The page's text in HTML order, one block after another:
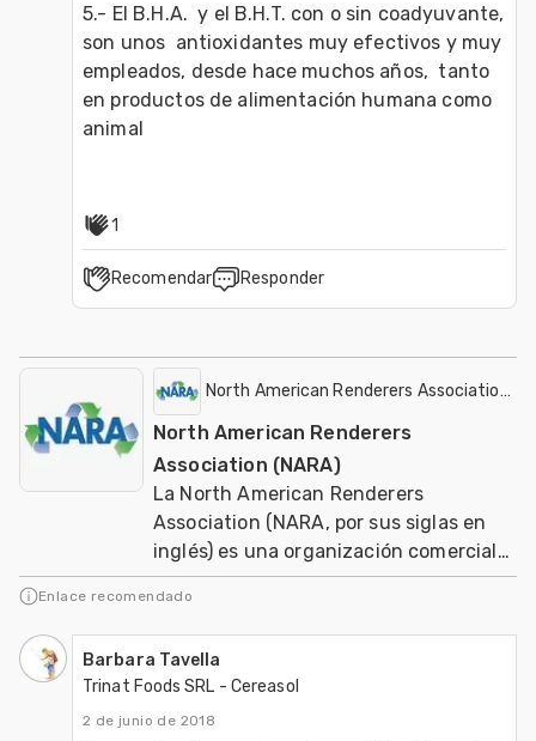
5.- El B.H.A.  y el B.H.T. con o sin coadyuvante,
son unos  antioxidantes muy efectivos y muy
empleados, desde hace muchos años,  tanto
en productos de alimentación humana como
animal
1
Recomendar Responder
North American Renderers Association
North American Renderers
Association (NARA)
La North American Renderers
Association (NARA, por sus siglas en
inglés) es una organización comercial
de los EUA que produce subproductos
de origen animal
Enlace recomendado
Barbara Tavella
Trinat Foods SRL - Cereasol
2 de junio de 2018